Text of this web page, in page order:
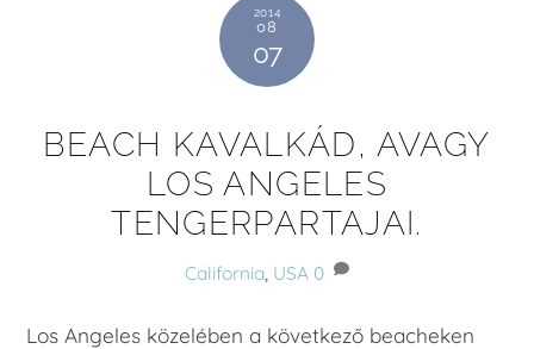
2014
08
07
BEACH KAVALKÁD, AVAGY
LOS ANGELES
TENGERPARTAJAI.
California, USA 0
Los Angeles közelében a következő beacheken